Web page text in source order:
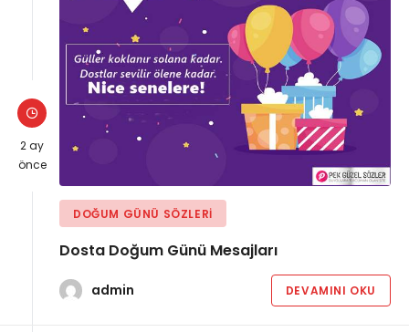
2 ay
önce
DOĞUM GÜNÜ SÖZLERI
Dosta Doğum Günü Mesajları
admin DEVAMINI OKU